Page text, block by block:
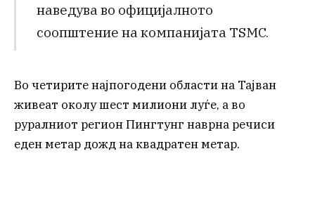
наведува во официјалното
соопштение на компанијата TSMC.
Во четирите најпогодени области на Тајван
живеат околу шест милиони луѓе, а во
руралниот регион Пингтунг наврна речиси
еден метар дожд на квадратен метар.